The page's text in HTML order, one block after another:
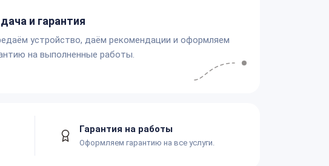
и гарантия
устройство, даём рекомендации и оформляем
на выполненные работы.
Гарантия на работы
Оформляем гарантию на все услуги.